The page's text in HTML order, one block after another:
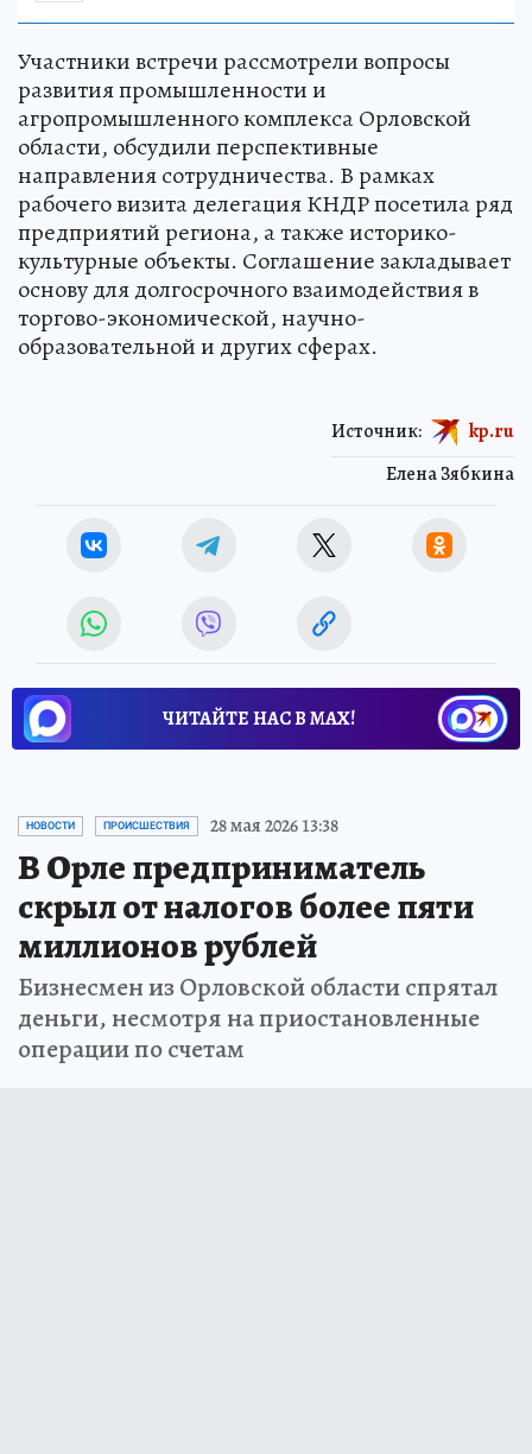
Участники встречи рассмотрели вопросы
развития промышленности и
агропромышленного комплекса Орловской
области, обсудили перспективные
направления сотрудничества. В рамках
рабочего визита делегация КНДР посетила ряд
предприятий региона, а также историко-
культурные объекты. Соглашение закладывает
основу для долгосрочного взаимодействия в
торгово-экономической, научно-
образовательной и других сферах.
Елена Зябкина
Источник: kp.ru
ЧИТАЙТЕ НАС В МАХ!
НОВОСТИ ПРОИСШЕСТВИЯ 28 мая 2026 13:38
В Орле предприниматель
скрыл от налогов более пяти
миллионов рублей
Бизнесмен из Орловской области спрятал
деньги, несмотря на приостановленные
операции по счетам